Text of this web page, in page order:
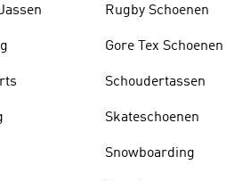
Rugby Schoenen
Gore Tex Schoenen
Schoudertassen
Skateschoenen
Snowboarding